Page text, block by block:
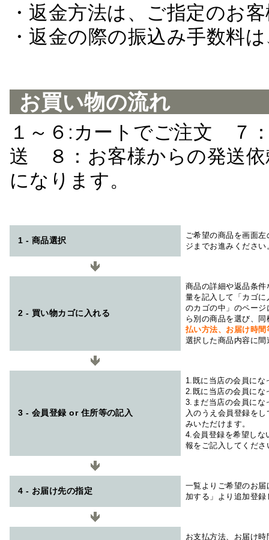
・返金方法は、ご指定のお
・返金の際の振込み手数料
お買い物の流れ
１～６:カートでご注文 ７
送 ８：お客様からの発送
になります。
1 - 商品選択
ご希望の商品を画面
ジまでお進みください
2 - 買い物カゴに入れる
商品の詳細や返品条
量を記入して「カゴ
のカゴの中」のペー
ら別の商品を選び、
払い方法、お届け時
選択した商品内容に
3 - 会員登録 or 住所等の記入
1.既に当店の会員にな
2.既に当店の会員にな
3.まだ当店の会員にな
入のうえ会員登録を
みいただけます。
4.会員登録を希望しな
報をご記入してくださ
4 - お届け先の指定
一覧よりご希望のお
加する」より追加登
お支払方法、お届け